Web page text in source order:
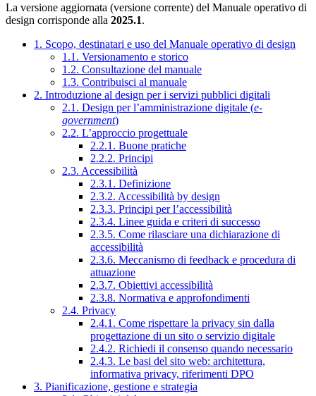
La versione aggiornata (versione corrente) del Manuale operativo di
design corrisponde alla 2025.1.
1. Scopo, destinatari e uso del Manuale operativo di design
1.1. Versionamento e storico
1.2. Consultazione del manuale
1.3. Contribuisci al manuale
2. Introduzione al design per i servizi pubblici digitali
2.1. Design per l’amministrazione digitale (e-
government)
2.2. L’approccio progettuale
2.2.1. Buone pratiche
2.2.2. Principi
2.3. Accessibilità
2.3.1. Definizione
2.3.2. Accessibilità by design
2.3.3. Principi per l’accessibilità
2.3.4. Linee guida e criteri di successo
2.3.5. Come rilasciare una dichiarazione di
accessibilità
2.3.6. Meccanismo di feedback e procedura di
attuazione
2.3.7. Obiettivi accessibilità
2.3.8. Normativa e approfondimenti
2.4. Privacy
2.4.1. Come rispettare la privacy sin dalla
progettazione di un sito o servizio digitale
2.4.2. Richiedi il consenso quando necessario
2.4.3. Le basi del sito web: architettura,
informativa privacy, riferimenti DPO
3. Pianificazione, gestione e strategia